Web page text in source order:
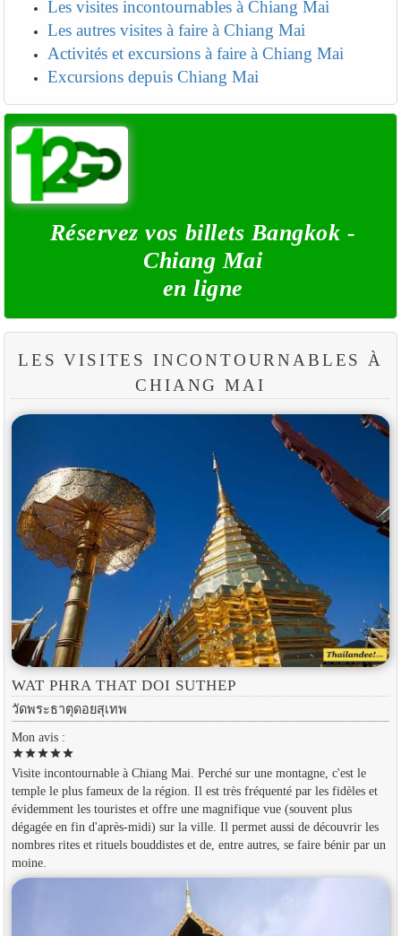
Les visites incontournables à Chiang Mai
Les autres visites à faire à Chiang Mai
Activités et excursions à faire à Chiang Mai
Excursions depuis Chiang Mai
Réservez vos billets Bangkok -
Chiang Mai
en ligne
LES VISITES INCONTOURNABLES À
CHIANG MAI
WAT PHRA THAT DOI SUTHEP
วัดพระธาตุดอยสุเทพ
Mon avis :
starstarstarstarstar
Visite incontournable à Chiang Mai. Perché sur une montagne, c'est le
temple le plus fameux de la région. Il est très fréquenté par les fidèles et
évidemment les touristes et offre une magnifique vue (souvent plus
dégagée en fin d'après-midi) sur la ville. Il permet aussi de découvrir les
nombres rites et rituels bouddistes et de, entre autres, se faire bénir par un
moine.